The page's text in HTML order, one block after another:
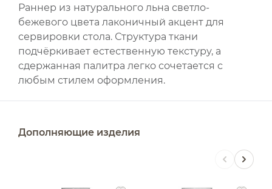
Раннер из натурального льна светло-
бежевого цвета лаконичный акцент для
сервировки стола. Структура ткани
подчёркивает естественную текстуру, а
сдержанная палитра легко сочетается с
любым стилем оформления.
Дополняющие изделия